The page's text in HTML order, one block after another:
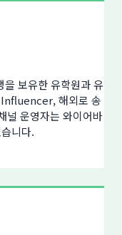
을 보유한 유학원과 유
Influencer, 해외로 송
널 운영자는 와이어바
니다.